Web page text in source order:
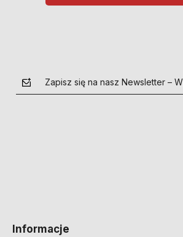
Zapisz się na nasz Newsletter –
Informacje